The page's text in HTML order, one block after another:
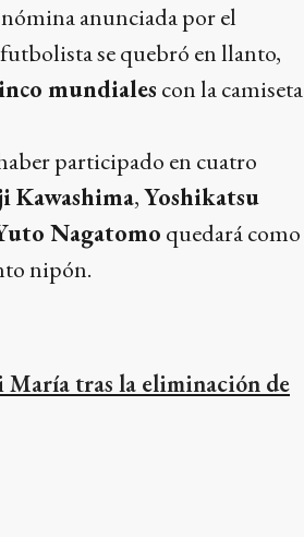
anunciada por el
se quebró en llanto,
mundiales con la camiseta
participado en cuatro
Kawashima,Yoshikatsu
Nagatomo quedará como
nipón.
tras la eliminación de